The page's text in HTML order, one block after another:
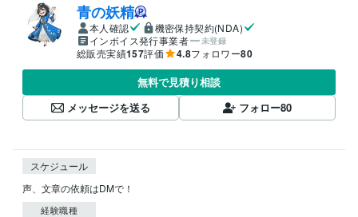
青の妖精
本人確認
機密保持契約(NDA)
インボイス発行事業者
未登録
総販売実績157評価 4.8フォロワー80
無料で見積り相談
メッセージを送る
フォロー80
スケジュール
声、文章の依頼はDMで！
経験職種